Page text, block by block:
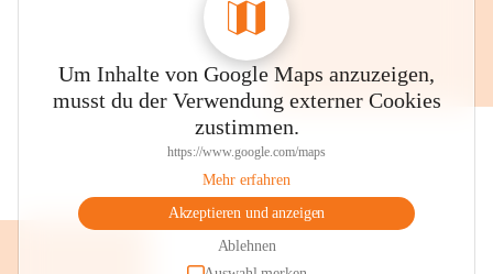
Um Inhalte von Google Maps anzuzeigen,
musst du der Verwendung externer Cookies
zustimmen.
https://www.google.com/maps
Mehr erfahren
Akzeptieren und anzeigen
Ablehnen